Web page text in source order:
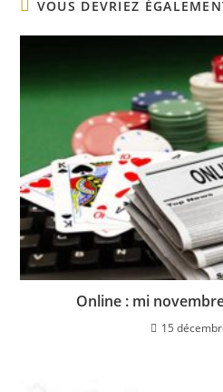
VOUS DEVRIEZ
Online : mi
15